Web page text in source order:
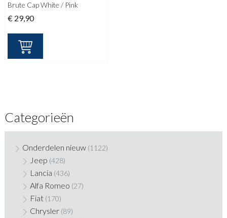
Brute Cap White / Pink
€ 29,90
Categorieën
Onderdelen nieuw (1122)
Jeep (428)
Lancia (436)
Alfa Romeo (27)
Fiat (170)
Chrysler (89)